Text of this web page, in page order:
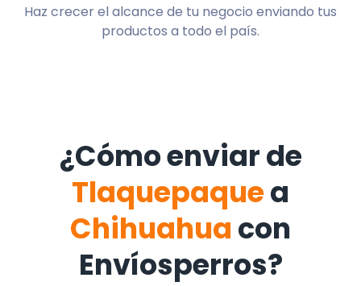
Haz crecer el alcance de tu negocio enviando tus
productos a todo el país.
¿Cómo enviar de
Tlaquepaquea
Chihuahua con
Envíosperros?